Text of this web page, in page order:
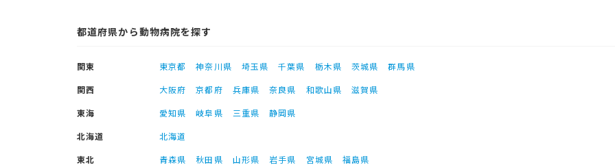
都道府県から動物病院を探す
関東 東京都 神奈川県 埼玉県 千葉県 栃木県 茨城県
群馬県
関西
大阪府 京都府 兵庫県 奈良県 和歌山県
滋賀県
東海
愛知県 岐阜県 三重県
静岡県
北海道
北海道
東北
青森県 秋田県 山形県 岩手県 宮城県
福島県